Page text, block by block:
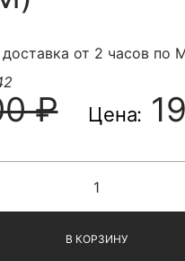
доставка от 2 часов по
₽ Цена:
В КОРЗИНУ
и
не